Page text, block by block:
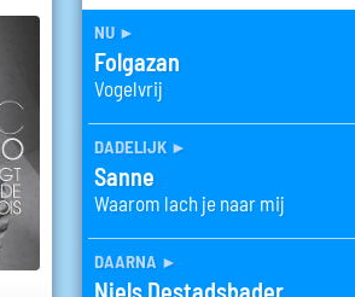
nu ►
Folgazan
Vogelvrij
dadelijk ►
Sanne
Waarom lach je naar mij
daarna ►
Niels Destadsbader